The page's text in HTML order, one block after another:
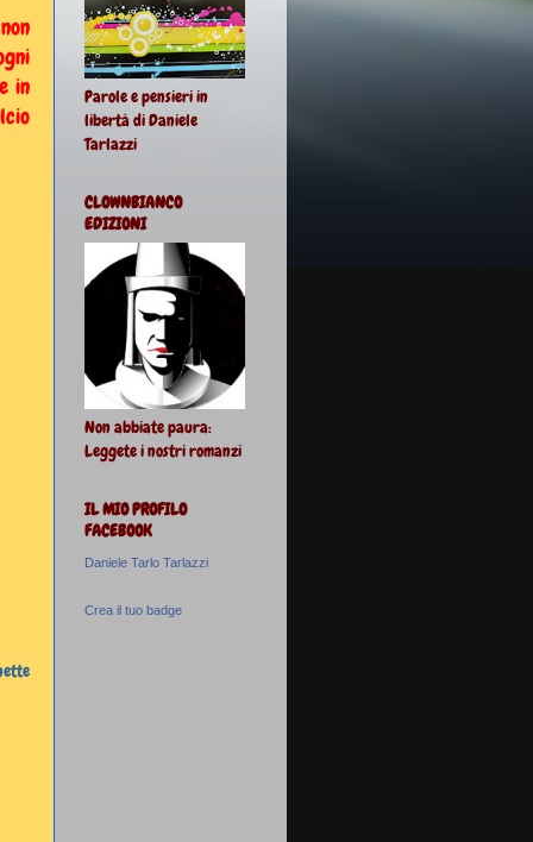
in
Parole e pensieri in
libertà di Daniele
Tarlazzi
CLOWNBIANCO
EDIZIONI
Non abbiate paura:
Leggete i nostri romanzi
IL MIO PROFILO
FACEBOOK
Daniele Tarlo Tarlazzi
Crea il tuo badge